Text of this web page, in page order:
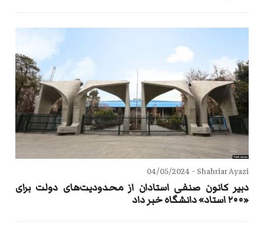
Shahriar Ayazi -
04/05/2024
دبیر کانون صنفی استادان از محدودیت‌های دولت برای
«۲۰۰ استاد» دانشگاه خبر داد